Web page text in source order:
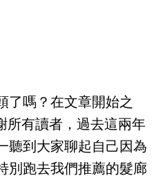
了嗎？在文章開始之
所有讀者，過去這兩年
聽到大家聊起自己因為
別跑去我們推薦的髮廊